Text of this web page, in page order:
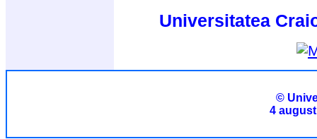
Universitatea
©
4